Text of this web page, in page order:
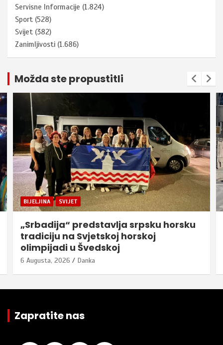
Servisne Informacije (1.824)
Sport (528)
Svijet (382)
Zanimljivosti (1.686)
Možda ste propustitli
BIJELJINA SVIJET
„Srbadija“ predstavlja srpsku horsku
tradiciju na Svjetskoj horskoj
olimpijadi u Švedskoj
6 Augusta, 2026 Danka
Zapratite nas